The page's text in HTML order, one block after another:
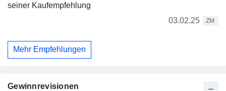
seiner Kaufempfehlung
03.02.25
ZM
Mehr Empfehlungen
Gewinnrevisionen